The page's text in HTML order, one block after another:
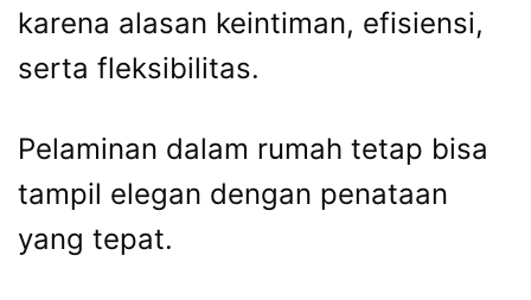
karena alasan keintiman, efisiensi,
serta fleksibilitas.
Pelaminan dalam rumah tetap bisa
tampil elegan dengan penataan
yang tepat.